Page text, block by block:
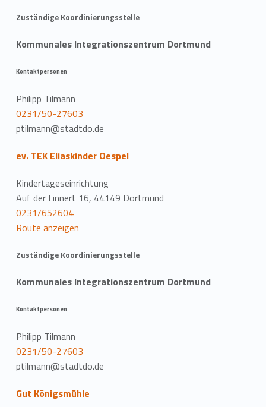
Zuständige Koordinierungsstelle
Kommunales Integrationszentrum Dortmund
Kontaktpersonen
Philipp Tilmann
0231/50-27603
ptilmann@stadtdo.de
ev. TEK Eliaskinder Oespel
Kindertageseinrichtung
Auf der Linnert 16, 44149 Dortmund
0231/652604
Route anzeigen
Zuständige Koordinierungsstelle
Kommunales Integrationszentrum Dortmund
Kontaktpersonen
Philipp Tilmann
0231/50-27603
ptilmann@stadtdo.de
Gut Königsmühle